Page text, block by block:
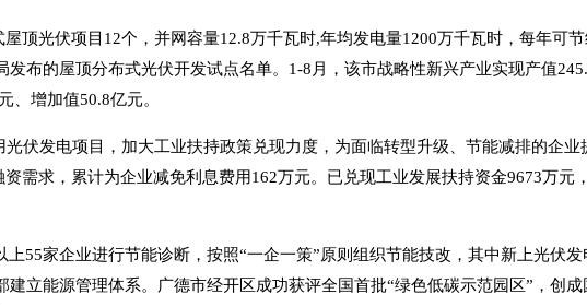
顶光伏项目12个，并网容量12.8万千瓦时,年均发电量1200万千瓦时，每年可节
发布的屋顶分布式光伏开发试点名单。1-8月，该市战略性新兴产业实现产值
、增加值50.8亿元。
光伏发电项目，加大工业扶持政策兑现力度，为面临转型升级、节能减排的企业
需求，累计为企业减免利息费用162万元。已兑现工业发展扶持资金9673万元
上55家企业进行节能诊断，按照“一企一策”原则组织节能技改，其中新上光伏发
建立能源管理体系。广德市经开区成功获评全国首批“绿色低碳示范园区”，创成